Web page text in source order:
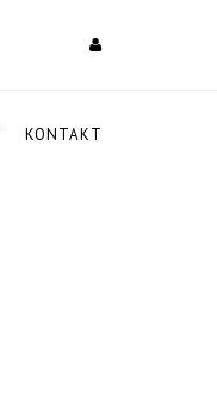
KONTAKT